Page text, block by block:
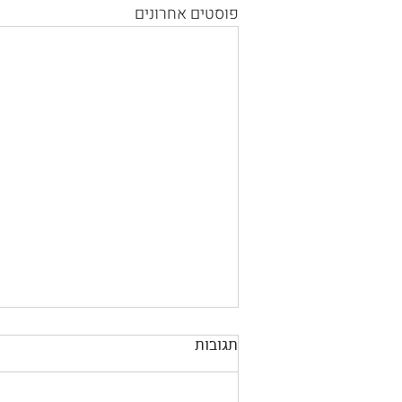
פוסטים אחרונים
תגובות